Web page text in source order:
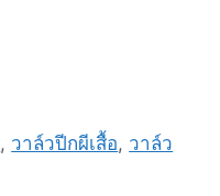
, วาล์วปีกผีเสื้อ, วาล์ว